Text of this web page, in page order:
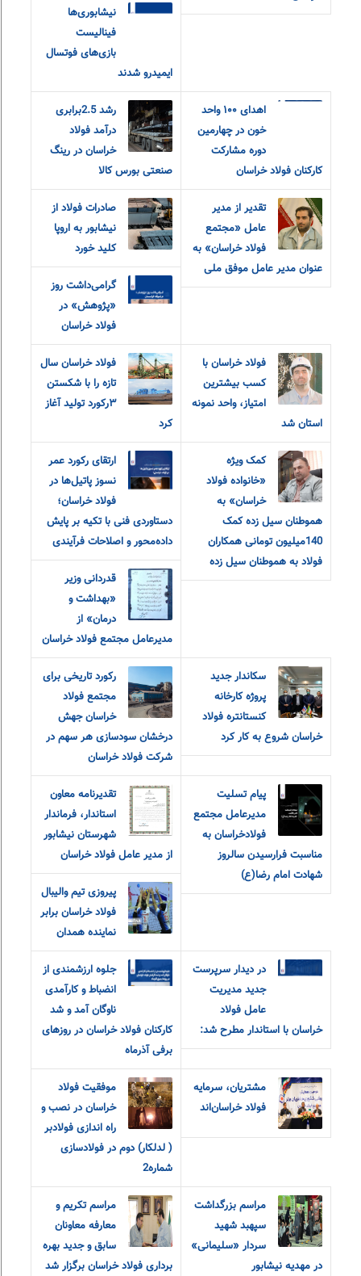
نیشابوری‌ها
فینالیست
بازی‌های فوتسال
ایمیدرو شدند
اهدای ۱۰۰ واحد
خون در چهارمین
دوره مشارکت
کارکنان فولاد خراسان
رشد 2.5برابری
درآمد فولاد
خراسان در رینگ
صنعتی بورس کالا
تقدیر از مدیر
عامل «مجتمع
فولاد خراسان» به
عنوان مدیر عامل موفق ملی
صادرات فولاد از
نیشابور به اروپا
کلید خورد
گرامی‌داشت روز
«پژوهش» در
فولاد خراسان
فولاد خراسان با
کسب بیشترین
امتیاز، واحد نمونه
استان شد
فولاد خراسان سال
تازه را با شکستن
۳رکورد تولید آغاز
کرد
کمک ویژه
«خانواده فولاد
خراسان» به
هموطنان سیل زده کمک
140میلیون تومانی همکاران
فولاد به هموطنان سیل زده
ارتقای رکورد عمر
نسوز پاتیل‌ها در
فولاد خراسان؛
دستاوردی فنی با تکیه بر پایش
داده‌محور و اصلاحات فرآیندی
قدردانی وزیر
«بهداشت و
درمان» از
مدیرعامل مجتمع فولاد خراسان
سکاندار جدید
پروژه کارخانه
کنستانتره فولاد
خراسان شروع به کار کرد
رکورد تاریخی برای
مجتمع فولاد
خراسان جهش
درخشان سودسازی هر سهم در
شرکت فولاد خراسان
پیام‌ ‌تسلیت
مدیرعامل مجتمع
فولاد‌خراسان به
مناسبت‌ فرارسیدن سالروز
شهادت امام‌ رضا(ع)
تقدیرنامه معاون
استاندار، فرماندار
شهرستان نیشابور
از مدیر عامل فولاد خراسان
پیروزی تیم والیبال
فولاد خراسان برابر
نماینده همدان
در دیدار سرپرست
جدید مدیریت
عامل فولاد
خراسان با استاندار مطرح شد:
جلوه ارزشمندی از
انضباط و کارآمدی
ناوگان آمد و شد
کارکنان فولاد خراسان در روزهای
برفی آذرماه
مشتریان، سرمایه
فولاد خراسان‌اند
موفقیت فولاد
خراسان در نصب و
راه اندازی فولادبر
( لدلکار) دوم در فولادسازی
شماره2
مراسم بزرگداشت
سپهبد شهید
سردار «سلیمانی»
در مهدیه نیشابور
مراسم تکریم و
معارفه‌ معاونان
سابق و جدید بهره
برداری فولاد خراسان برگزار شد